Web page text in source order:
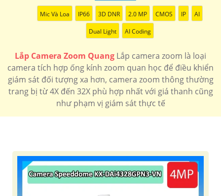
🌟 Lắp camera zoom văn phòng
Độ phân giải full hd 1080P tích hợp xoay 360
C2007sPN2
LẮP CAMERA ZOOM SPEEODM THƯƠNG HIỆU TỐT
Thi trường có nhiều thương hiệu camera quan sát sản
xuất camera speedom chức năng zoom quan tuy nhiên
các thương hiệu camera sao được nhiêu người tin
Camera zoom
hikvision
Camera zoom
dahua
Camera zoom
kbvision
Mic Và Loa IP66 3D DNR 2.0 MP CMOS IP AI
Dual Light AI Coding
Lắp Camera Zoom Quang Lắp camera zoom là loại
camera tích hợp ống kính zoom quan học để điều khiển
giám sát đối tượng xa hơn, camera zoom thông thường
trang bị từ 4X đến 32X phù hợp nhất với giá thanh cũng
như phạm vị giám sát thực tế